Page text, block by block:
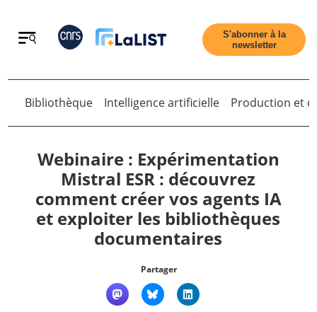
Retour
Accueil
Tous les articles
Qui sommes nous ?
S'abonner à la
newsletter
Retour
Bibliothèque Intelligence artificielle Production et
Webinaire : Expérimentation
Mistral ESR : découvrez
comment créer vos agents IA
et exploiter les bibliothèques
documentaires
Partager